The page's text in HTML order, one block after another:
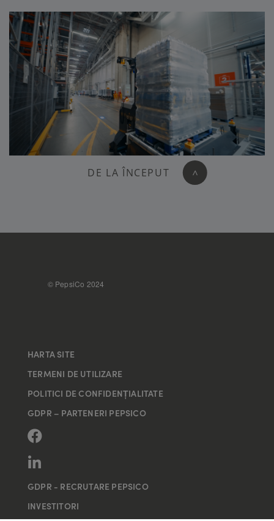
FOOTER
© PepsiCo 2024
HARTA SITE
TERMENI DE UTILIZARE
POLITICI DE CONFIDENȚIALITATE
GDPR – PARTENERI PEPSICO
GDPR - RECRUTARE PEPSICO
INVESTITORI
DE LA ÎNCEPUT >